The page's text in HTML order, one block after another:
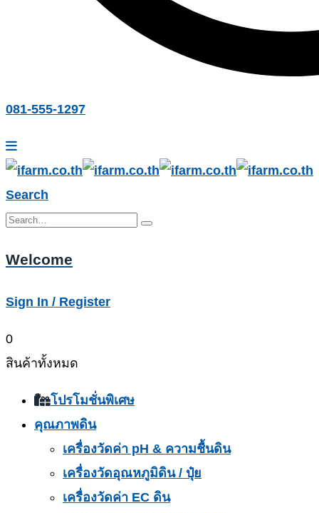
081-555-1297
Search
Welcome
Sign In / Register
0
สินค้าทั้งหมด
โปรโมชั่นพิเศษ
คุณภาพดิน
เครื่องวัดค่า pH & ความชื้นดิน
เครื่องวัดอุณหภูมิดิน / ปุ๋ย
เครื่องวัดค่า EC ดิน